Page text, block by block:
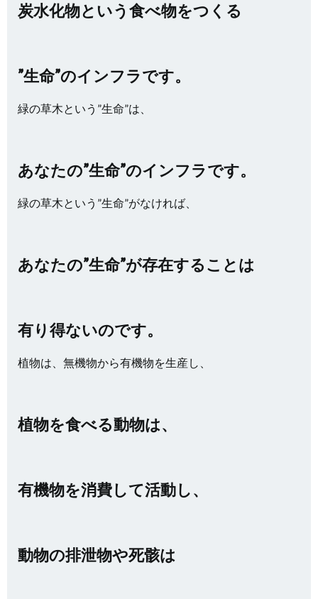
炭水化物という食べ物をつくる
”生命”のインフラです。
緑の草木という”生命”は、
あなたの”生命”のインフラです。
緑の草木という”生命”がなければ、
あなたの”生命”が存在することは
有り得ないのです。
植物は、無機物から有機物を生産し、
植物を食べる動物は、
有機物を消費して活動し、
動物の排泄物や死骸は